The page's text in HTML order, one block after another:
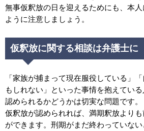
無事仮釈放の日を迎えるためにも、本
ように注意しましょう。
仮釈放に関する相談は弁護士に
「家族が捕まって現在服役している」
もしれない」といった事情を抱えてい
認められるかどうかは切実な問題です。
仮釈放が認められれば、満期釈放より
ができます。刑期がまだ終わっていな